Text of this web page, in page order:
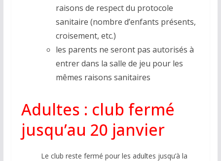
raisons de respect du protocole
sanitaire (nombre d’enfants présents,
croisement, etc.)
les parents ne seront pas autorisés à
entrer dans la salle de jeu pour les
mêmes raisons sanitaires
Adultes : club fermé
jusqu’au 20 janvier
Le club reste fermé pour les adultes jusqu’à la